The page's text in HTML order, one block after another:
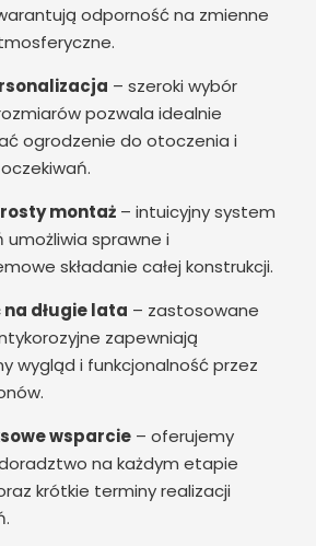
odporność na zmienne
– szeroki wybór
pozwala idealnie
ogrodzenie do otoczenia i
montaż – intuicyjny system
sprawne i
składanie całej konstrukcji.
na długie lata – zastosowane
zapewniają
wygląd i funkcjonalność przez
wsparcie – oferujemy
na każdym etapie
krótkie terminy realizacji